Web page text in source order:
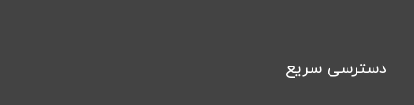
دسترسی سریع